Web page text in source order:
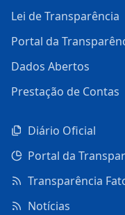
Lei de Transparência
Portal da
Dados Abertos
Prestação de Contas
Diário Oficial
Portal da
Transparência
Notícias